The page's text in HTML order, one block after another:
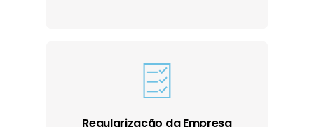
Regularização da Empresa